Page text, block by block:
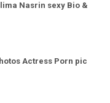
Taslima Nasrin sexy Bio &
Actress Porn pic